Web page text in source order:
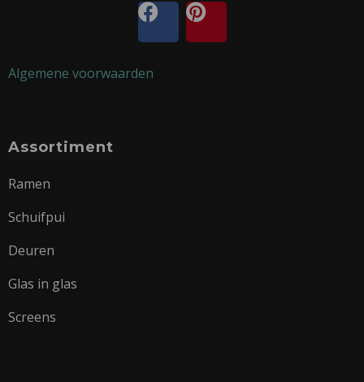
Algemene voorwaarden
Assortiment
Ramen
Schuifpui
Deuren
Glas in glas
Screens